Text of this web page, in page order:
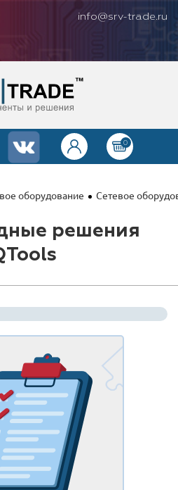
info@srv-trade.ru
0
оборудование Сетевое
решения